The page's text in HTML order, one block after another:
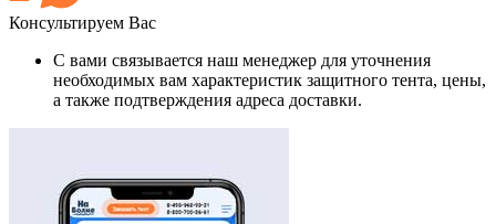
Консультируем Вас
С вами связывается наш менеджер для уточнения
необходимых вам характеристик защитного тента, цены,
а также подтверждения адреса доставки.